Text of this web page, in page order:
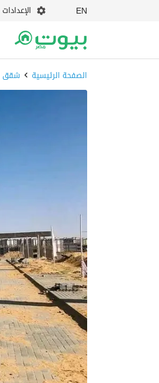
EN الإعدادات
الصفحة الرئيسية شقق